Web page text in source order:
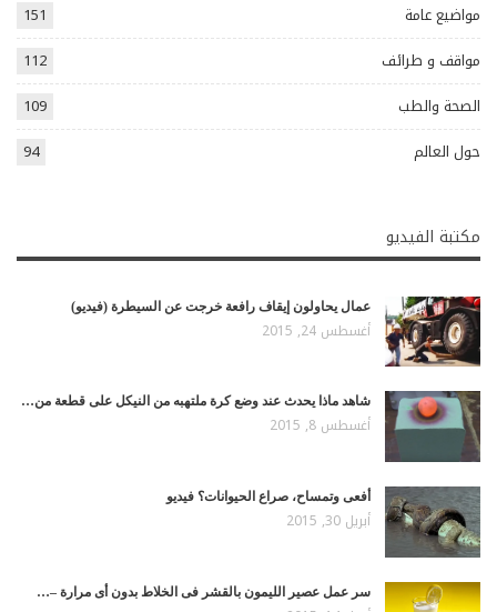
مواضيع عامة
151
مواقف و طرائف
112
الصحة والطب
109
حول العالم
94
مكتبة الفيديو
عمال يحاولون إيقاف رافعة خرجت عن السيطرة (فيديو)
أغسطس 24, 2015
شاهد ماذا يحدث عند وضع كرة ملتهبه من النيكل على قطعة من…
أغسطس 8, 2015
أفعى وتمساح، صراع الحيوانات؟ فيديو
أبريل 30, 2015
سر عمل عصير الليمون بالقشر فى الخلاط بدون أى مرارة –…